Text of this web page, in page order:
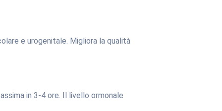
e urogenitale. Migliora la qualità
in 3-4 ore. Il livello ormonale